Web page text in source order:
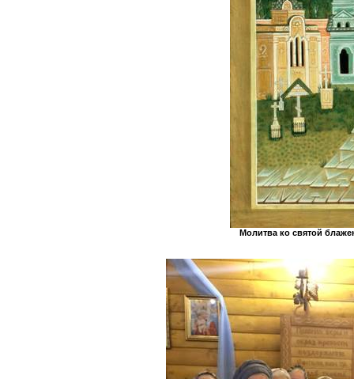
Молитва ко святой